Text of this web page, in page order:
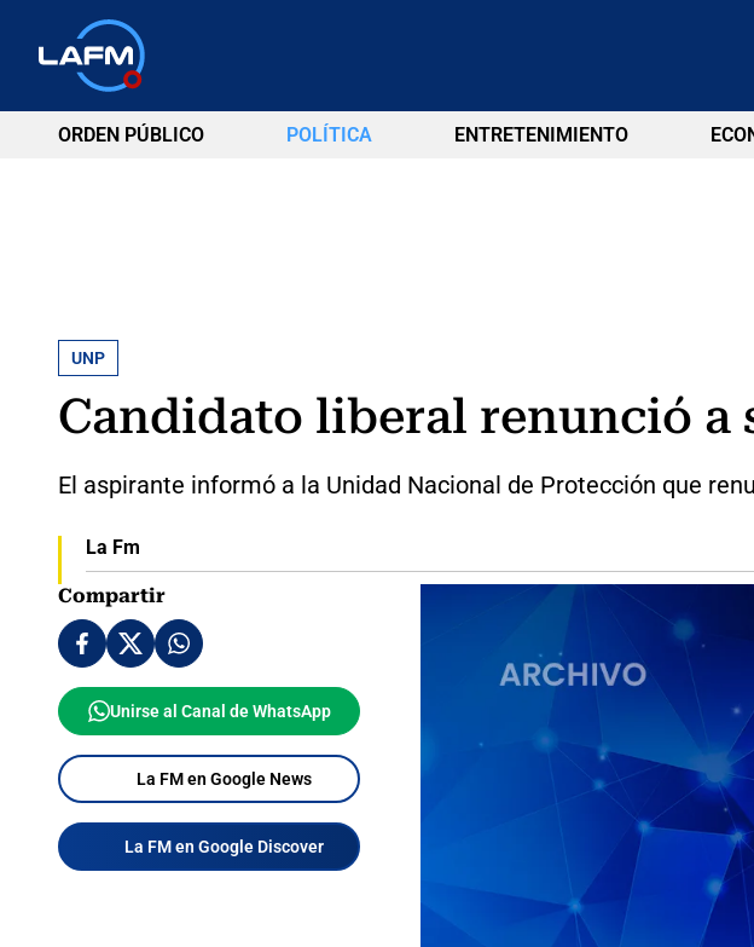
ORDEN PÚBLICO POLÍTICA ENTRETENIMIENTO
UNP
Candidato liberal renunció a
El aspirante informó a la Unidad Nacional de Protección que
La Fm
Compartir
Unirse al Canal de WhatsApp
La FM en Google News
La FM en Google Discover